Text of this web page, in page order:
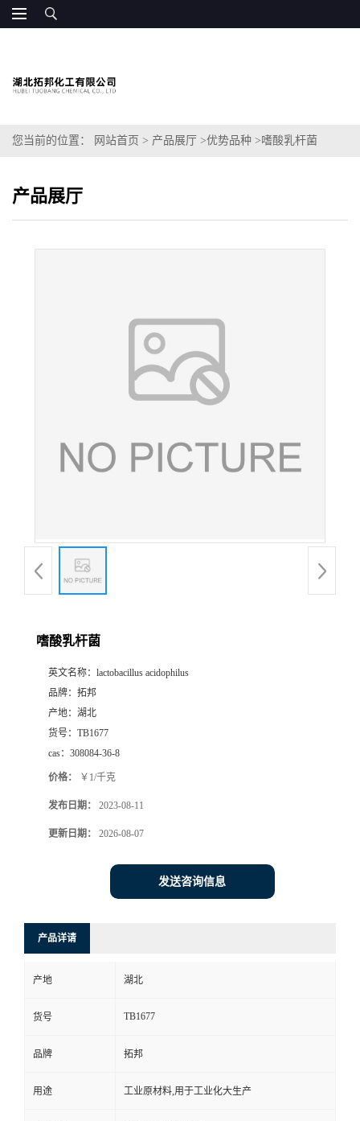
您当前的位置： 网站首页 > 产品展厅 >优势品种 >嗜酸乳杆菌
产品展厅
嗜酸乳杆菌
英文名称： lactobacillus acidophilus
品牌： 拓邦
产地： 湖北
货号： TB1677
cas： 308084-36-8
价格： ￥1/千克
发布日期： 2023-08-11
更新日期： 2026-08-07
发送咨询信息
产品详请
产地 湖北
货号 TB1677
品牌 拓邦
用途 工业原材料,用于工业化大生产